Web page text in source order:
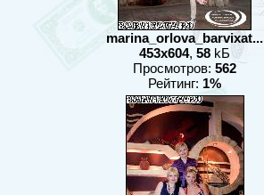
marina_orlova_barvixat...
453x604, 58 kБ
Просмотров: 562
Рейтинг: 1%